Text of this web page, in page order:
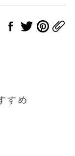
すめ